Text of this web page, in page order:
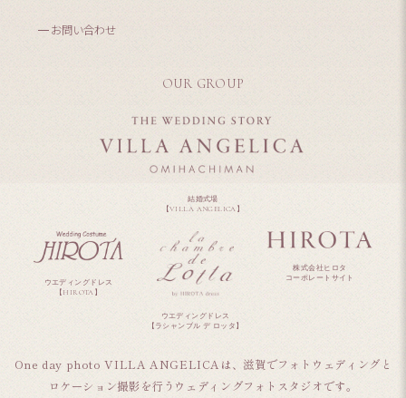
お問い合わせ
OUR GROUP
結婚式場
【VILLA ANGELICA】
ウエディングドレス
【HIROTA】
ウエディングドレス
【ラシャンブル デ ロッタ】
株式会社ヒロタ
コーポレートサイト
One day photo VILLA ANGELICAは、滋賀でフォトウェディングと
ロケーション撮影を行うウェディングフォトスタジオです。